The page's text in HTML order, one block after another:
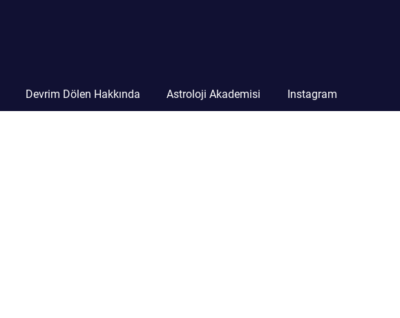
Devrim Dölen Hakkında Astroloji Akademisi Instagram